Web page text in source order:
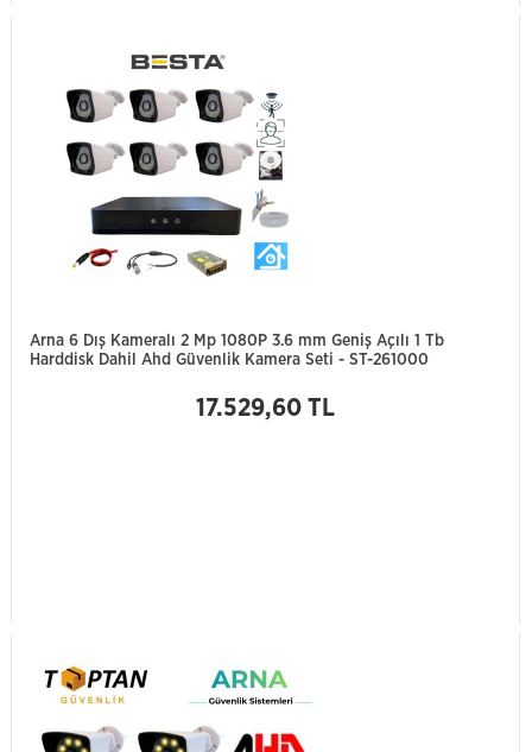
Arna 6 Dış Kameralı 2 Mp 1080P 3.6 mm Geniş Açılı 1 Tb
Harddisk Dahil Ahd Güvenlik Kamera Seti - ST-261000
17.529,60 TL